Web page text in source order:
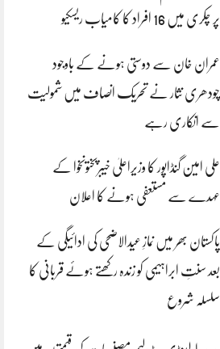
پر چکری میں 16 افراد کا کامیاب ریسکیو
عمران خان سے دوستی ہونے کے باوجود
چودھری نثار نے تحریک انصاف میں شمولیت
سے انکاری رہے
علی امین گنڈاپور کا وزیراعلیٰ خیبرپختونخوا کے
عہدے سے مستعفی ہونے کا اعلان
پاکستان بھر میں نمازِ عیدالاضحی کی ادائیگی کے
بعد سنتِ ابراہیمی کو زندہ رکھتے ہوئے قربانی کا
سلسلہ شروع